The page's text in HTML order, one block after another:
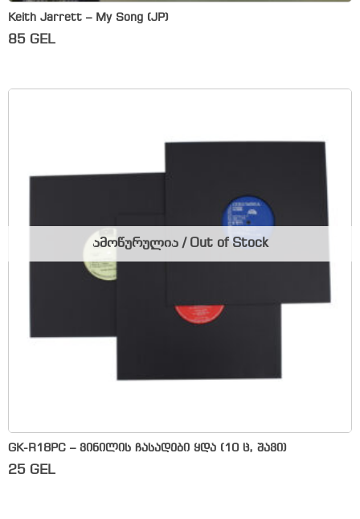
Keith Jarrett – My Song (JP)
85 GEL
GK-R18PC – ვინილის ჩასადები ყდა (10 ც, შავი)
25 GEL
ამოწურულია / Out of Stock